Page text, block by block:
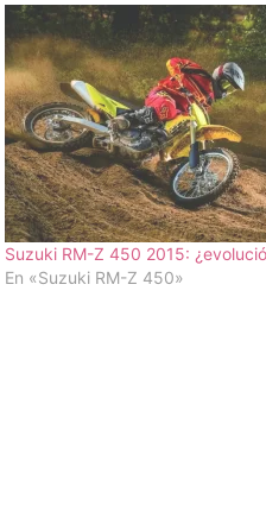
Suzuki RM-Z 450 2015:
En «Suzuki RM-Z 450»